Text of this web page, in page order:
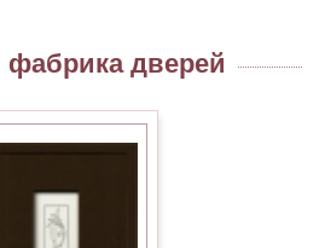
дверей